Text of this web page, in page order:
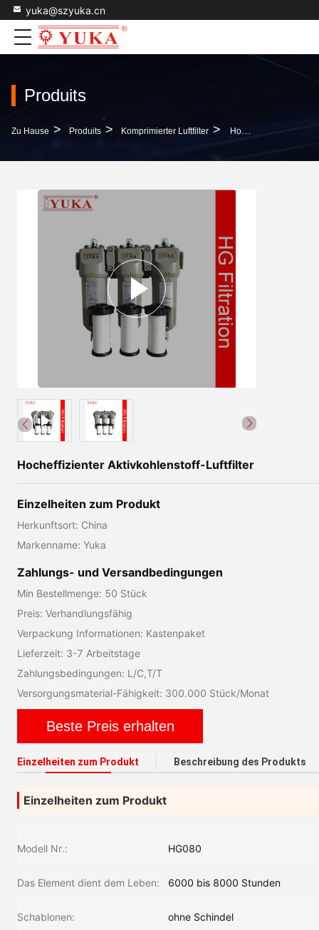
yuka@szyuka.cn
Produits
Zu Hause > Produits > Komprimierter Luftfilter > Hocheffizienter Aktivkohlenstoff-Luftfilter
Hocheffizienter Aktivkohlenstoff-Luftfilter
Einzelheiten zum Produkt
Herkunftsort: China
Markenname: Yuka
Zahlungs- und Versandbedingungen
Min Bestellmenge: 50 Stück
Preis: Verhandlungsfähig
Verpackung Informationen: Kastenpaket
Lieferzeit: 3-7 Arbeitstage
Zahlungsbedingungen: L/C,T/T
Versorgungsmaterial-Fähigkeit: 300.000 Stück/Monat
Beste Preis erhalten
Einzelheiten zum Produkt Beschreibung des Produkts
Einzelheiten zum Produkt
Modell Nr.: HG080
Das Element dient dem Leben: 6000 bis 8000 Stunden
Schablonen: ohne Schindel